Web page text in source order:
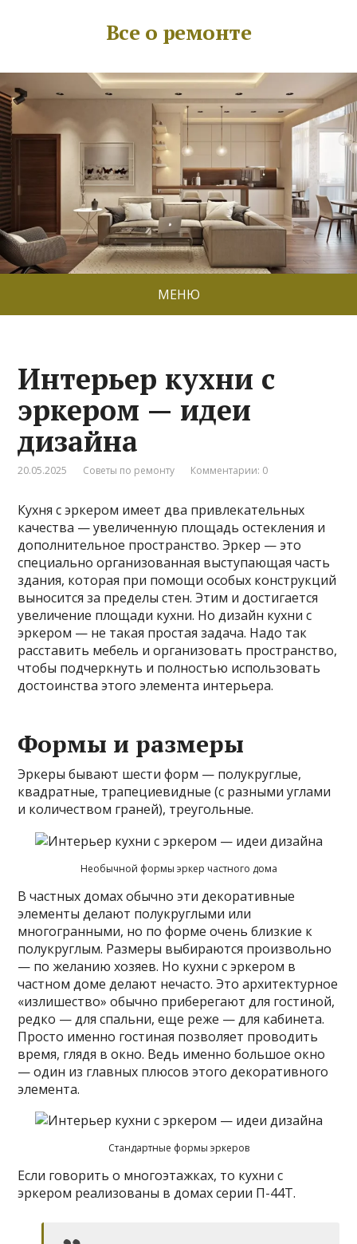
Все о ремонте
МЕНЮ
Интерьер кухни с
эркером — идеи
дизайна
20.05.2025 Советы по ремонту Комментарии: 0
Кухня с эркером имеет два привлекательных
качества — увеличенную площадь остекления и
дополнительное пространство. Эркер — это
специально организованная выступающая часть
здания, которая при помощи особых конструкций
выносится за пределы стен. Этим и достигается
увеличение площади кухни. Но дизайн кухни с
эркером — не такая простая задача. Надо так
расставить мебель и организовать пространство,
чтобы подчеркнуть и полностью использовать
достоинства этого элемента интерьера.
Формы и размеры
Эркеры бывают шести форм — полукруглые,
квадратные, трапециевидные (с разными углами
и количеством граней), треугольные.
Необычной формы эркер частного дома
В частных домах обычно эти декоративные
элементы делают полукруглыми или
многогранными, но по форме очень близкие к
полукруглым. Размеры выбираются произвольно
— по желанию хозяев. Но кухни с эркером в
частном доме делают нечасто. Это архитектурное
«излишество» обычно приберегают для гостиной,
редко — для спальни, еще реже — для кабинета.
Просто именно гостиная позволяет проводить
время, глядя в окно. Ведь именно большое окно
— один из главных плюсов этого декоративного
элемента.
Стандартные формы эркеров
Если говорить о многоэтажках, то кухни с
эркером реализованы в домах серии П-44Т.